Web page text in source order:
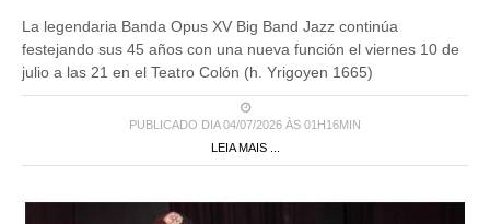
La legendaria Banda Opus XV Big Band Jazz continúa
festejando sus 45 años con una nueva función el viernes 10 de
julio a las 21 en el Teatro Colón (h. Yrigoyen 1665)
PUBLICADO DIA 04/07/2026 ÀS 01H16MIN
LEIA MAIS ...